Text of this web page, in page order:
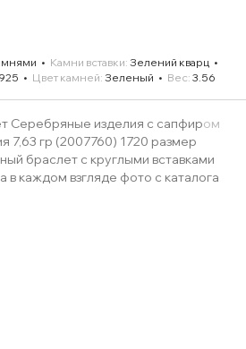
Камни вставки Зелений кварц
925 Цвет камней Зеленый Вес 3.56